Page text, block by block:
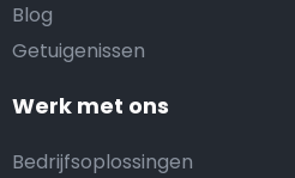
Blog
Getuigenissen
Werk met ons
Bedrijfsoplossingen